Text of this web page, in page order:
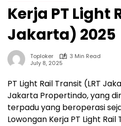
Kerja PT Light
Jakarta) 2025
Toploker
3 Min Read
July 8, 2025
PT Light Rail Transit (LRT
Jakarta Propertindo, yang
terpadu yang beroperasi
Lowongan Kerja PT Light